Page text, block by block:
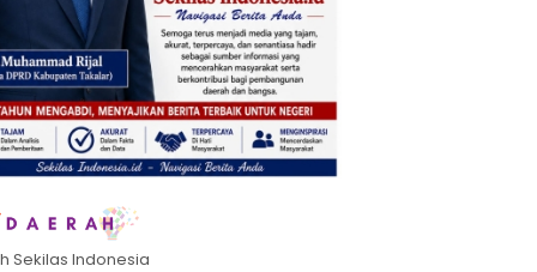
Sekilas Indonesia